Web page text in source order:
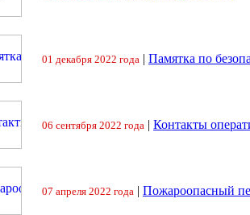
01 декабря 2022 года | Памятка по
06 сентября 2022 года | Контакты
07 апреля 2022 года | Пожароопасный